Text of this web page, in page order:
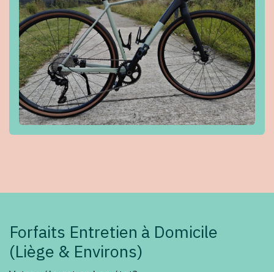
Forfaits Entretien à Domicile
(Liège & Environs)